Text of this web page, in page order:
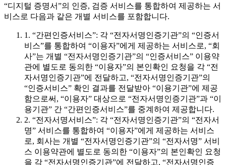
“디지털 증명서”의 인증, 검증 서비스를 통합하여 제공하는 서
비스로 다음과 같은 개별 서비스를 포함합니다.
1. “간편인증서비스”: 각 “전자서명인증기관”의 “인증서
비스”를 통합하여 “이용자”에게 제공하는 서비스로, “회
사”는 개별 “전자서명인증기관”의 “인증서비스” 이용약
관에 별도로 동의한 “이용자”의 본인확인 요청을 각 “전
자서명인증기관”에 전달하고, “전자서명인증기관”의
“인증서비스” 확인 결과를 전달받아 “이용기관”에 제공
함으로써, “이용자” 대상으로 “전자서명인증기관”과 “이
용기관” 간 “간편인증서비스”를 중계하여 제공합니다.
2. “전자서명서비스”: 각 “전자서명인증기관”의 “전자서
명” 서비스를 통합하여 “이용자”에게 제공하는 서비스
로, 회사는 개별 “전자서명인증기관”의 “전자서명” 서비
스 이용약관에 별도로 동의한 “이용자”의 본인확인 요청
을 각 “전자서명인증기관”에 전달하고, “전자서명인증